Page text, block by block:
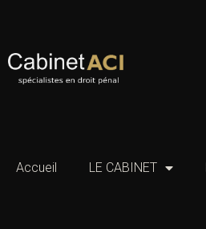
Accueil LE CABINET